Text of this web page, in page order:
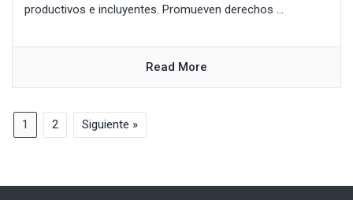
productivos e incluyentes. Promueven derechos ...
Read More
1 2 Siguiente »